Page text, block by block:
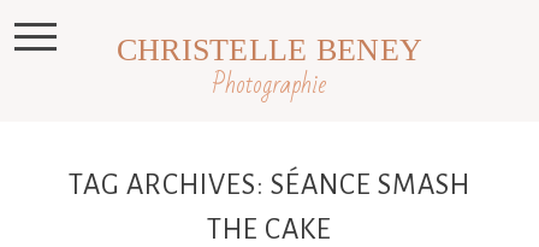
Photographie
CHRISTELLE BENEY
TAG ARCHIVES: SÉANCE SMASH
THE CAKE